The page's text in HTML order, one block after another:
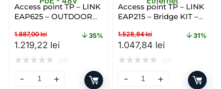
Access point TP – LINK
EAP625 – OUTDOOR
– WiFi 6 – AX
1.887,00lei
Prețul inițial a fost: 1.887,00 lei.
1.219,22 leiPrețul curent este: 1.219,22 lei.
35%
★★★★★
Access point TP – LINK EAP625 – OUTDOOR HD –
Access point TP – LINK
EAP215 – Bridge KIT –
Band – WI – FI
1.528,84lei
Prețul inițial a fost:
1.047,84 leiPrețul curent
31%
★★★★★
Access point TP – LINK